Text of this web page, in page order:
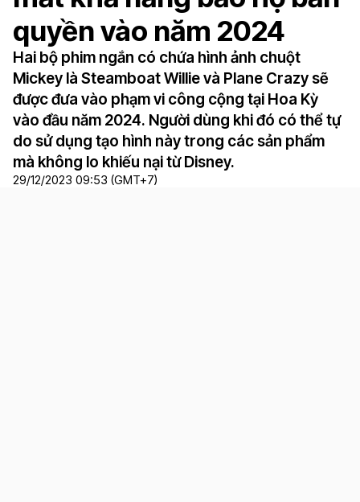
quyền vào năm 2024
Hai bộ phim ngắn có chứa hình ảnh chuột
Mickey là Steamboat Willie và Plane Crazy sẽ
được đưa vào phạm vi công cộng tại Hoa Kỳ
vào đầu năm 2024. Người dùng khi đó có thể tự
do sử dụng tạo hình này trong các sản phẩm
mà không lo khiếu nại từ Disney.
29/12/2023 09:53 (GMT+7)